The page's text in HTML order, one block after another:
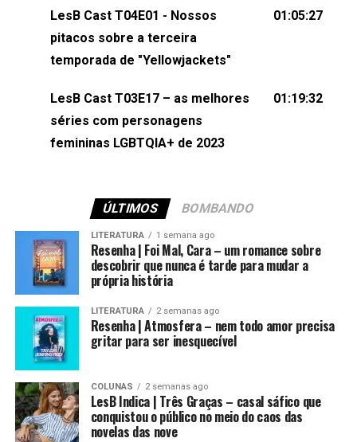
(⁠⁠⁠⁠⁠⁠@KarolenPassos⁠⁠⁠⁠⁠⁠)Participação de Bruna Fentanes
(⁠⁠⁠⁠@brunarfentanes⁠⁠⁠⁠) e Pollyelly FlorêncioEdição de
Naiady Machado
LesB Cast T04E01 - Nossos
pitacos sobre a terceira
temporada de "Yellowjackets"
01:05:27
LesB Cast T03E17 – as melhores
séries com personagens
femininas LGBTQIA+ de 2023
01:19:32
ÚLTIMOS BOMBANDO
LITERATURA 1 semana ago
Resenha | Foi Mal, Cara – um romance sobre
descobrir que nunca é tarde para mudar a
própria história
LITERATURA 2 semanas ago
Resenha | Atmosfera – nem todo amor precisa
gritar para ser inesquecível
COLUNAS 2 semanas ago
LesB Indica | Três Graças – casal sáfico que
conquistou o público no meio do caos das
novelas das nove